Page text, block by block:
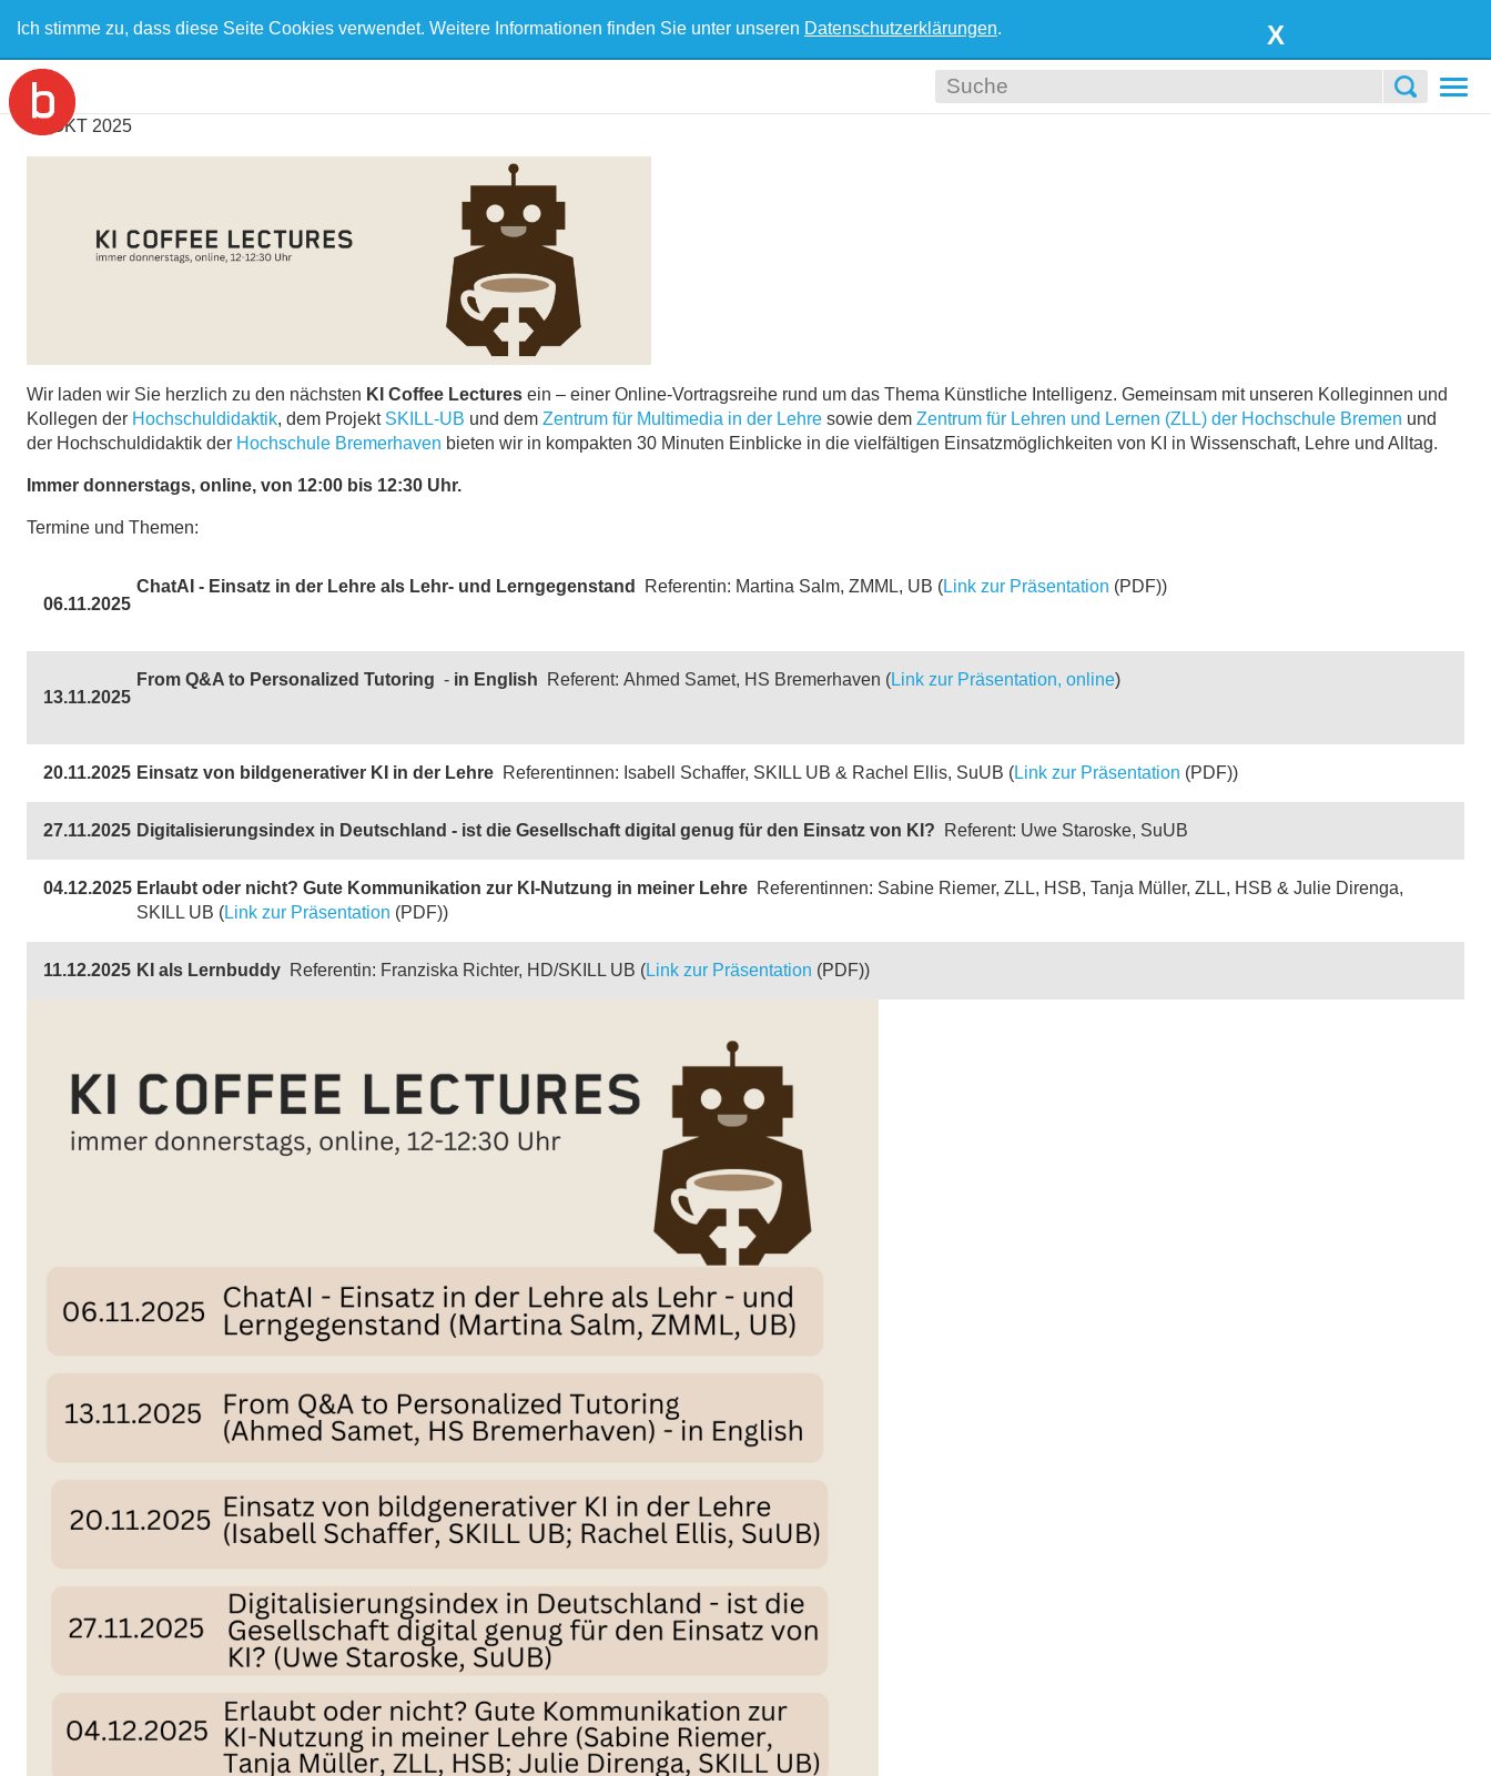
Ich stimme zu, dass diese Seite Cookies verwendet. Weitere Informationen finden Sie unter unseren Datenschutzerklärungen. X
OKT 2025
Wir laden wir Sie herzlich zu den nächsten KI Coffee Lectures ein – einer Online-Vortragsreihe rund um das Thema Künstliche Intelligenz. Gemeinsam mit unseren Kolleginnen und
Kollegen der Hochschuldidaktik, dem Projekt SKILL-UB und dem Zentrum für Multimedia in der Lehre sowie dem Zentrum für Lehren und Lernen (ZLL) der Hochschule Bremen und
der Hochschuldidaktik der Hochschule Bremerhaven bieten wir in kompakten 30 Minuten Einblicke in die vielfältigen Einsatzmöglichkeiten von KI in Wissenschaft, Lehre und Alltag.
Immer donnerstags, online, von 12:00 bis 12:30 Uhr.
Termine und Themen:
06.11.2025
ChatAI - Einsatz in der Lehre als Lehr- und Lerngegenstand Referentin: Martina Salm, ZMML, UB (Link zur Präsentation (PDF))
13.11.2025
From Q&A to Personalized Tutoring - in English Referent: Ahmed Samet, HS Bremerhaven (Link zur Präsentation, online)
20.11.2025 Einsatz von bildgenerativer KI in der Lehre Referentinnen: Isabell Schaffer, SKILL UB & Rachel Ellis, SuUB (Link zur Präsentation (PDF))
27.11.2025 Digitalisierungsindex in Deutschland - ist die Gesellschaft digital genug für den Einsatz von KI? Referent: Uwe Staroske, SuUB
04.12.2025 Erlaubt oder nicht? Gute Kommunikation zur KI-Nutzung in meiner Lehre Referentinnen: Sabine Riemer, ZLL, HSB, Tanja Müller, ZLL, HSB & Julie Direnga,
SKILL UB (Link zur Präsentation (PDF))
11.12.2025 KI als Lernbuddy Referentin: Franziska Richter, HD/SKILL UB (Link zur Präsentation (PDF))